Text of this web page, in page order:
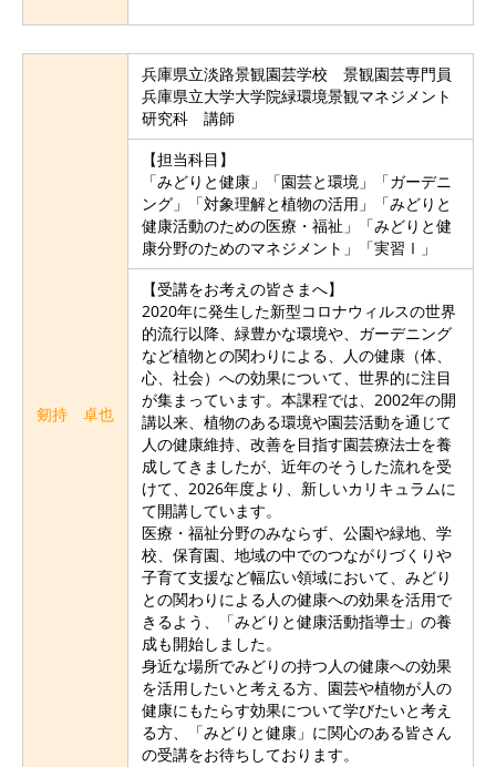
剱持 卓也
兵庫県立淡路景観園芸学校 景観園芸専門員
兵庫県立大学大学院緑環境景観マネジメント
研究科 講師
【担当科目】
「みどりと健康」「園芸と環境」「ガーデニ
ング」「対象理解と植物の活用」「みどりと
健康活動のための医療・福祉」「みどりと健
康分野のためのマネジメント」「実習Ⅰ」
【受講をお考えの皆さまへ】
2020年に発生した新型コロナウィルスの世界
的流行以降、緑豊かな環境や、ガーデニング
など植物との関わりによる、人の健康（体、
心、社会）への効果について、世界的に注目
が集まっています。本課程では、2002年の開
講以来、植物のある環境や園芸活動を通じて
人の健康維持、改善を目指す園芸療法士を養
成してきましたが、近年のそうした流れを受
けて、2026年度より、新しいカリキュラムに
て開講しています。
医療・福祉分野のみならず、公園や緑地、学
校、保育園、地域の中でのつながりづくりや
子育て支援など幅広い領域において、みどり
との関わりによる人の健康への効果を活用で
きるよう、「みどりと健康活動指導士」の養
成も開始しました。
身近な場所でみどりの持つ人の健康への効果
を活用したいと考える方、園芸や植物が人の
健康にもたらす効果について学びたいと考え
る方、「みどりと健康」に関心のある皆さん
の受講をお待ちしております。